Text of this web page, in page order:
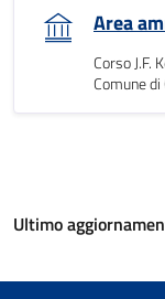
Area
Corso J.F.
Comune
Ultimo